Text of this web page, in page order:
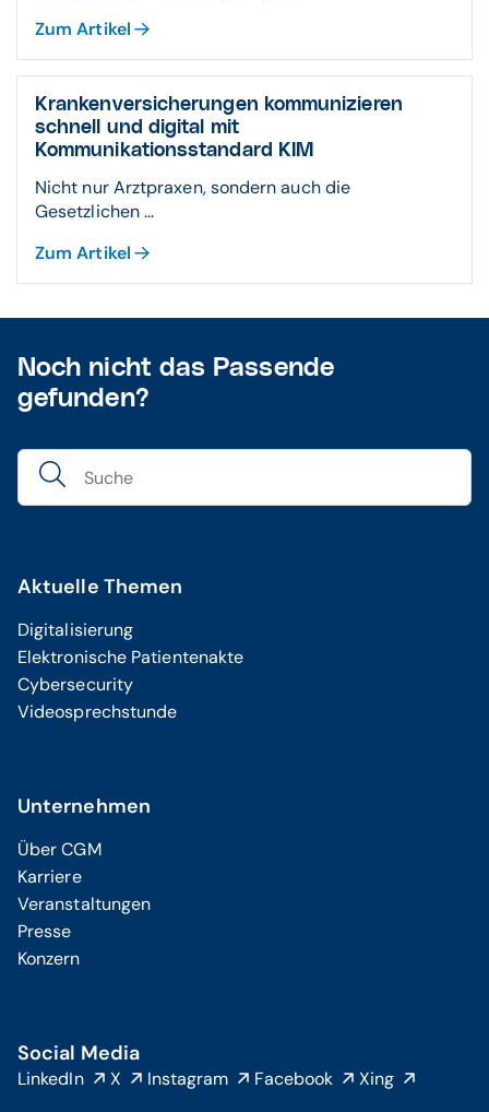
Zum Artikel
Krankenversicherungen kommunizieren
schnell und digital mit
Kommunikationsstandard KIM
Nicht nur Arztpraxen, sondern auch die
Gesetzlichen ...
Zum Artikel
Noch nicht das Passende
gefunden?
Aktuelle Themen
Digitalisierung
Elektronische Patientenakte
Cybersecurity
Videosprechstunde
Unternehmen
Über CGM
Karriere
Veranstaltungen
Presse
Konzern
Social Media
LinkedIn X Instagram Facebook Xing